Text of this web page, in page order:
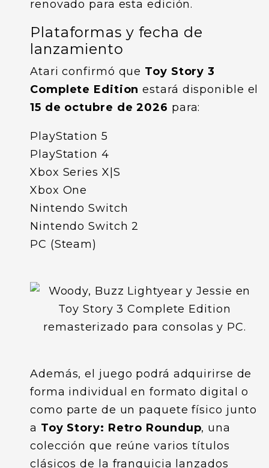
renovado para esta edición.
Plataformas y fecha de
lanzamiento
Atari confirmó que Toy Story 3
Complete Edition estará disponible el
15 de octubre de 2026 para:
PlayStation 5
PlayStation 4
Xbox Series X|S
Xbox One
Nintendo Switch
Nintendo Switch 2
PC (Steam)
Además, el juego podrá adquirirse de
forma individual en formato digital o
como parte de un paquete físico junto
a Toy Story: Retro Roundup, una
colección que reúne varios títulos
clásicos de la franquicia lanzados